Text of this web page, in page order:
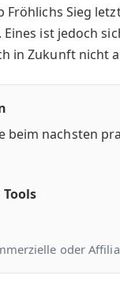
Fröhlichs Sieg
ist jedoch
in Zukunft nicht
beim nachsten
oder